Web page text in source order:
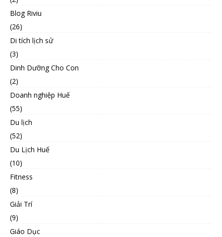
Blog Riviu
(26)
Di tích lịch sử
(3)
Dinh Dưỡng Cho Con
(2)
Doanh nghiệp Huế
(55)
Du lịch
(52)
Du Lịch Huế
(10)
Fitness
(8)
Giải Trí
(9)
Giáo Dục